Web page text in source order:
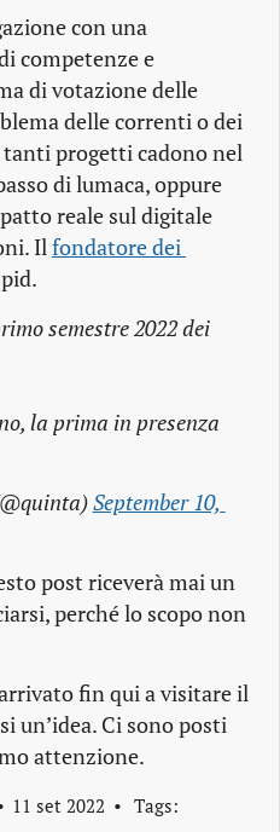
con una
competenze e
di votazione delle
delle correnti o dei
tanti progetti cadono nel
di lumaca, oppure
reale sul digitale
Ilfondatore dei
semestre 2022 dei
la prima in presenza
September 10,
post riceverà mai un
perché lo scopo non
fin qui a visitare il
un’idea. Ci sono posti
attenzione.
11 set 2022
Tags: